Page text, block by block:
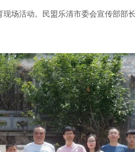
活动。民盟乐清市委会宣传部部